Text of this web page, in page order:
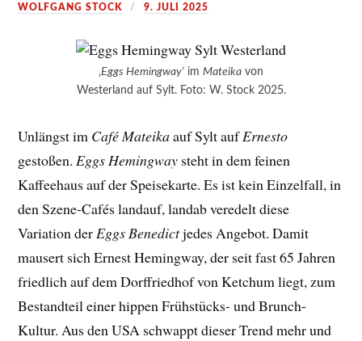
WOLFGANG STOCK 9. JULI 2025
‚Eggs Hemingway‘ im Mateika von
Westerland auf Sylt. Foto: W. Stock 2025.
Unlängst im Café Mateikaauf Sylt aufErnesto
gestoßen.Eggs Hemingway steht in dem feinen
Kaffeehaus auf der Speisekarte. Es ist kein Einzelfall, in
den Szene-Cafés landauf, landab veredelt diese
Variation derEggs Benedictjedes Angebot. Damit
mausert sich Ernest Hemingway, der seit fast 65 Jahren
friedlich auf dem Dorffriedhof von Ketchum liegt, zum
Bestandteil einer hippen Frühstücks- und Brunch-
Kultur. Aus den USA schwappt dieser Trend mehr und